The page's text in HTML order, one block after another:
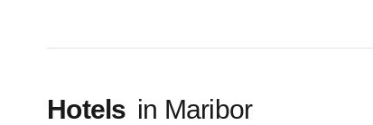
Hotels in Maribor